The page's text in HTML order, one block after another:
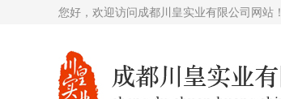
您好，欢迎访问成都川皇实业有限公司网站！